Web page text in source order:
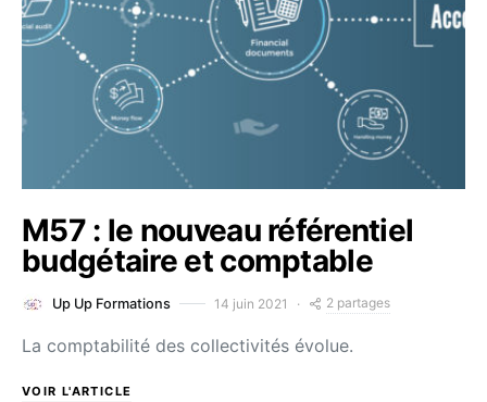
M57 : le nouveau référentiel
budgétaire et comptable
Up Up Formations 14 juin 2021 2 partages
La comptabilité des collectivités évolue.
VOIR L'ARTICLE